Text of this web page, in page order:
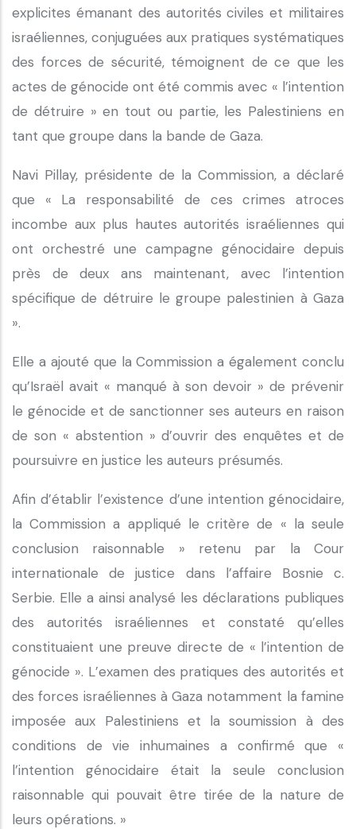
explicites émanant des autorités civiles et militaires
israéliennes, conjuguées aux pratiques systématiques
des forces de sécurité, témoignent de ce que les
actes de génocide ont été commis avec « l’intention
de détruire » en tout ou partie, les Palestiniens en
tant que groupe dans la bande de Gaza.
Navi Pillay, présidente de la Commission, a déclaré
que « La responsabilité de ces crimes atroces
incombe aux plus hautes autorités israéliennes qui
ont orchestré une campagne génocidaire depuis
près de deux ans maintenant, avec l’intention
spécifique de détruire le groupe palestinien à Gaza
».
Elle a ajouté que la Commission a également conclu
qu’Israël avait « manqué à son devoir » de prévenir
le génocide et de sanctionner ses auteurs en raison
de son « abstention » d’ouvrir des enquêtes et de
poursuivre en justice les auteurs présumés.
Afin d’établir l’existence d’une intention génocidaire,
la Commission a appliqué le critère de « la seule
conclusion raisonnable » retenu par la Cour
internationale de justice dans l’affaire Bosnie c.
Serbie. Elle a ainsi analysé les déclarations publiques
des autorités israéliennes et constaté qu’elles
constituaient une preuve directe de « l’intention de
génocide ». L’examen des pratiques des autorités et
des forces israéliennes à Gaza notamment la famine
imposée aux Palestiniens et la soumission à des
conditions de vie inhumaines a confirmé que «
l’intention génocidaire était la seule conclusion
raisonnable qui pouvait être tirée de la nature de
leurs opérations. »